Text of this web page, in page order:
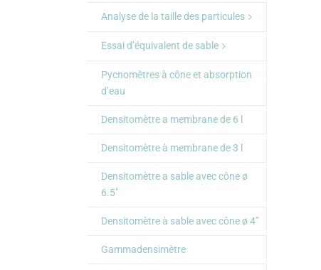
Analyse de la taille des particules
Essai d’équivalent de sable
Pycnomètres à cône et absorption
d’eau
Densitomètre a membrane de 6 l
Densitomètre à membrane de 3 l
Densitomètre a sable avec cône ø
6.5″
Densitomètre à sable avec cône ø 4”
Gammadensimètre